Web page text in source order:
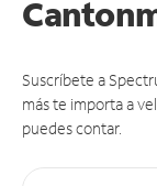
Suscríbete a
más te importa a
puedes contar.